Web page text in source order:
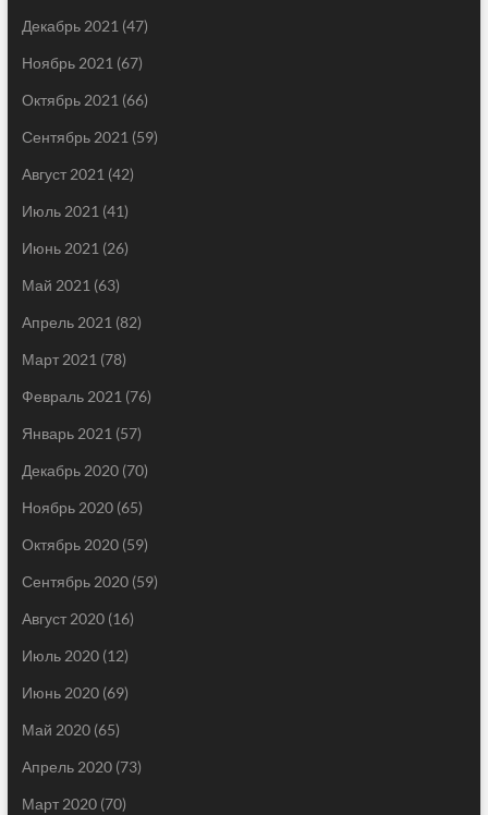
Декабрь 2021 (47)
Ноябрь 2021 (67)
Октябрь 2021 (66)
Сентябрь 2021 (59)
Август 2021 (42)
Июль 2021 (41)
Июнь 2021 (26)
Май 2021 (63)
Апрель 2021 (82)
Март 2021 (78)
Февраль 2021 (76)
Январь 2021 (57)
Декабрь 2020(70)
Ноябрь 2020(65)
Октябрь 2020(59)
Сентябрь 2020(59)
Август 2020(16)
Июль 2020(12)
Июнь 2020(69)
Май 2020(65)
Апрель 2020(73)
Март 2020(70)